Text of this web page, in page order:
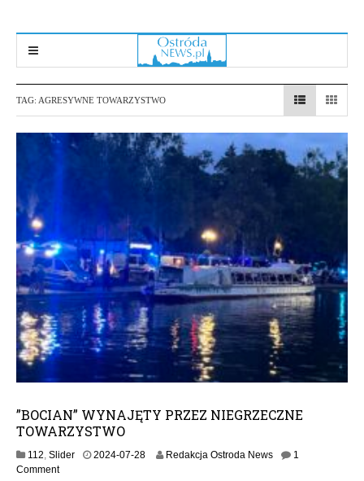
TAG: AGRESYWNE TOWARZYSTWO
”BOCIAN” WYNAJĘTY PRZEZ NIEGRZECZNE
TOWARZYSTWO
112, Slider 2024-07-282
Redakcja Ostroda News
1
Comment